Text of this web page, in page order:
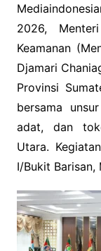
c
e
b
o
o
k
2026,
Keamanan
Djamari
Provinsi
bersama
adat, dan
Utara.
I/Bukit